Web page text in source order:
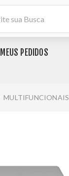
MEUS PEDIDOS
MULTIFUNCIONAIS